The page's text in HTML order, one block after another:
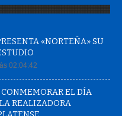
«NORTEÑA» SU
02:04:42
EL DÍA
REALIZADORA